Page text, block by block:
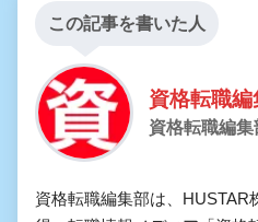
この記事を書いた人
資格転職
資格転職編集
資格転職編集部は、HUSTAR